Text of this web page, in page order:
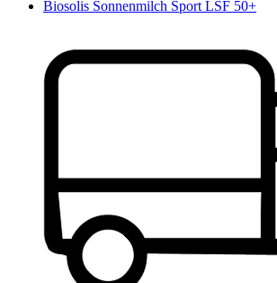
Biosolis Sonnenmilch Sport LSF 50+